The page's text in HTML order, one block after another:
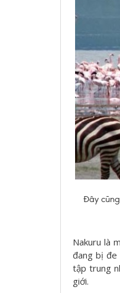
Đây
Nakuru là
đang bị đe
tập trung
giới.